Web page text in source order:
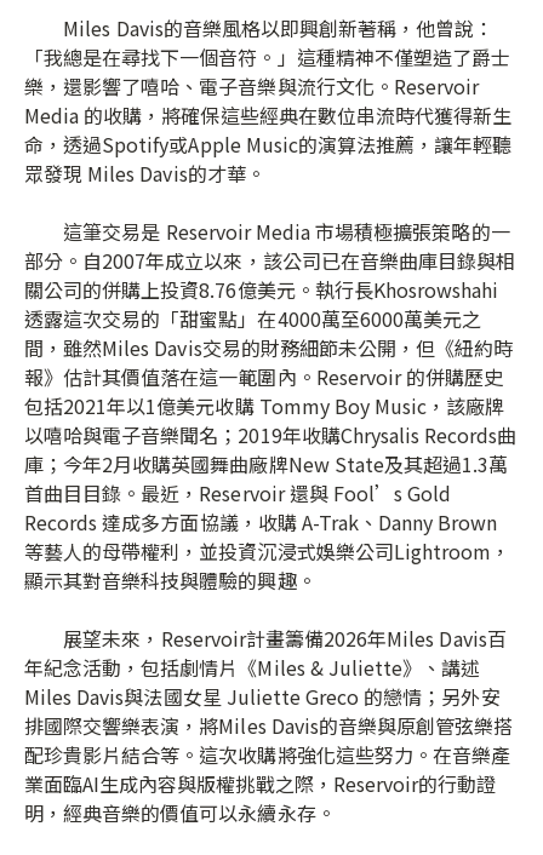
Miles Davis的音樂風格以即興創新著稱，他曾說：
「我總是在尋找下一個音符。」這種精神不僅塑造了爵士
樂，還影響了嘻哈、電子音樂與流行文化。Reservoir
Media 的收購，將確保這些經典在數位串流時代獲得新生
命，透過Spotify或Apple Music的演算法推薦，讓年輕聽
眾發現 Miles Davis的才華。
這筆交易是 Reservoir Media 市場積極擴張策略的一
部分。自2007年成立以來，該公司已在音樂曲庫目錄與相
關公司的併購上投資8.76億美元。執行長Khosrowshahi
透露這次交易的「甜蜜點」在4000萬至6000萬美元之
間，雖然Miles Davis交易的財務細節未公開，但《紐約時
報》估計其價值落在這一範圍內。Reservoir 的併購歷史
包括2021年以1億美元收購 Tommy Boy Music，該廠牌
以嘻哈與電子音樂聞名；2019年收購Chrysalis Records曲
庫；今年2月收購英國舞曲廠牌New State及其超過1.3萬
首曲目目錄。最近，Reservoir 還與 Fool’s Gold
Records 達成多方面協議，收購 A-Trak、Danny Brown
等藝人的母帶權利，並投資沉浸式娛樂公司Lightroom，
顯示其對音樂科技與體驗的興趣。
展望未來，Reservoir計畫籌備2026年Miles Davis百
年紀念活動，包括劇情片《Miles & Juliette》、講述
Miles Davis與法國女星 Juliette Greco 的戀情；另外安
排國際交響樂表演，將Miles Davis的音樂與原創管弦樂搭
配珍貴影片結合等。這次收購將強化這些努力。在音樂產
業面臨AI生成內容與版權挑戰之際，Reservoir的行動證
明，經典音樂的價值可以永續永存。